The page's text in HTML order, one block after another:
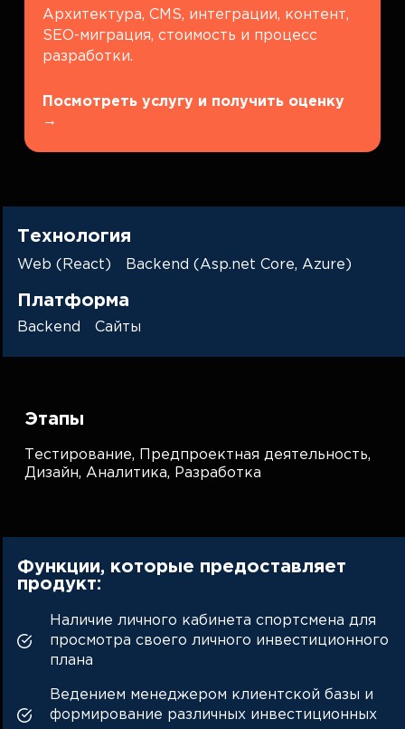
Архитектура, CMS, интеграции, контент,
SEO-миграция, стоимость и процесс
разработки.
Посмотреть услугу и получить оценку
→
Технология
Web (React) Backend (Asp.net Core, Azure)
Платформа
Backend Сайты
Этапы
Тестирование,
Предпроектная деятельность,
Дизайн,Аналитика, Разработка
Функции, которые предоставляет
продукт:
Наличие личного кабинета спортсмена для
просмотра своего личного инвестиционного
плана
Ведением менеджером клиентской базы и
формирование различных инвестиционных